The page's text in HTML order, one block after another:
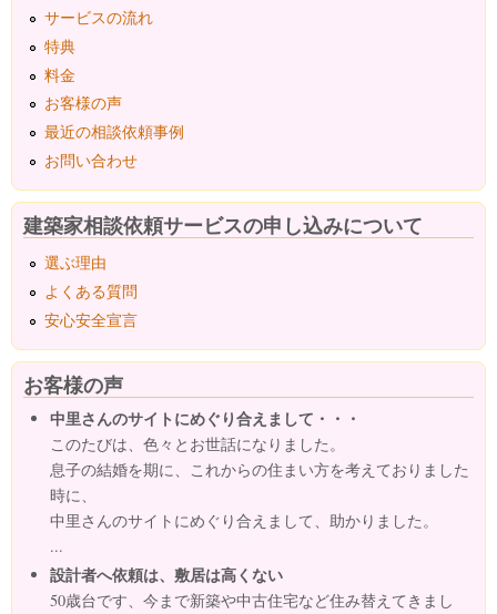
サービスの流れ
特典
料金
お客様の声
最近の相談依頼事例
お問い合わせ
建築家相談依頼サービスの申し込みについて
選ぶ理由
よくある質問
安心安全宣言
お客様の声
中里さんのサイトにめぐり合えまして・・・
このたびは、色々とお世話になりました。
息子の結婚を期に、これからの住まい方を考えておりました
時に、
中里さんのサイトにめぐり合えまして、助かりました。
...
設計者へ依頼は、敷居は高くない
50歳台です、今まで新築や中古住宅など住み替えてきまし